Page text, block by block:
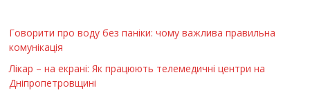
Говорити про воду без паніки: чому важлива правильна
комунікація
Лікар – на екрані: Як працюють телемедичні центри на
Дніпропетровщині